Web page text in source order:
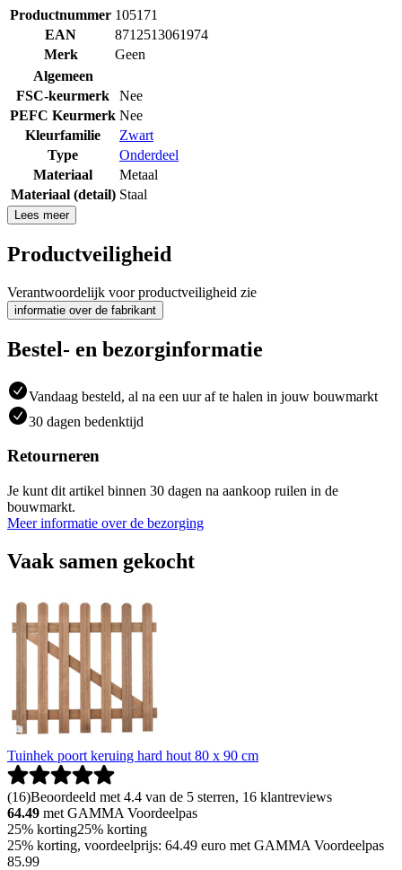
Productnummer 105171
EAN
8712513061974
Merk
Geen
Algemeen
FSC-keurmerk
Nee
PEFC Keurmerk Nee
Kleurfamilie
Zwart
Type
Onderdeel
Materiaal
Metaal
Materiaal (detail) Staal
Lees meer
Productveiligheid
Verantwoordelijk voor productveiligheid zie
informatie over de fabrikant
Bestel- en bezorginformatie
Vandaag besteld, al na een uur af te halen in jouw bouwmarkt
30 dagen bedenktijd
Retourneren
Je kunt dit artikel binnen 30 dagen na aankoop ruilen in de
bouwmarkt.
Meer informatie over de bezorging
Vaak samen gekocht
Tuinhek poort keruing hard hout 80 x 90 cm
(16)Beoordeeld met 4.4 van de 5 sterren, 16 klantreviews
64.49 met GAMMA Voordeelpas
25% korting25% korting
25% korting, voordeelprijs: 64.49 euro met GAMMA Voordeelpas
85.99